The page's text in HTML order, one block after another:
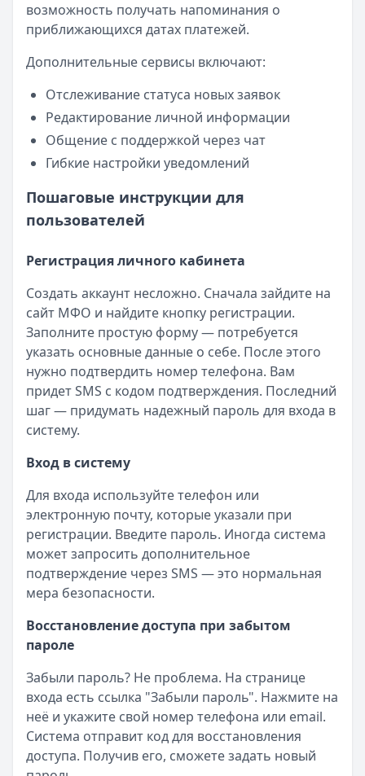
возможность получать напоминания о
приближающихся датах платежей.
Дополнительные сервисы включают:
Отслеживание статуса новых заявок
Редактирование личной информации
Общение с поддержкой через чат
Гибкие настройки уведомлений
Пошаговые инструкции для
пользователей
Регистрация личного кабинета
Создать аккаунт несложно. Сначала зайдите на
сайт МФО и найдите кнопку регистрации.
Заполните простую форму — потребуется
указать основные данные о себе. После этого
нужно подтвердить номер телефона. Вам
придет SMS с кодом подтверждения. Последний
шаг — придумать надежный пароль для входа в
систему.
Вход в систему
Для входа используйте телефон или
электронную почту, которые указали при
регистрации. Введите пароль. Иногда система
может запросить дополнительное
подтверждение через SMS — это нормальная
мера безопасности.
Восстановление доступа при забытом
пароле
Забыли пароль? Не проблема. На странице
входа есть ссылка "Забыли пароль". Нажмите на
неё и укажите свой номер телефона или email.
Система отправит код для восстановления
доступа. Получив его, сможете задать новый